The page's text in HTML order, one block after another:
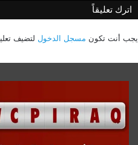
اترك تعليقاً
يجب أنت تكون مسجل الدخول لتضيف